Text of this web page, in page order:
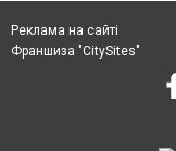
Реклама на сайті
Франшиза "CitySites"